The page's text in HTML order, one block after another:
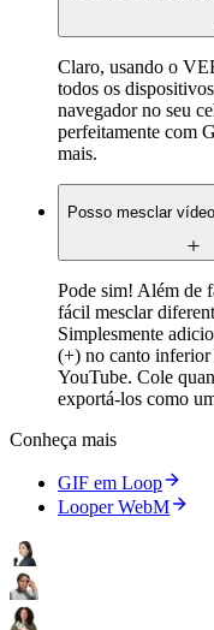
Claro, usando o
todos os
navegador no seu
perfeitamente com
mais.
Posso mesclar
Pode sim! Além de
fácil mesclar
Simplesmente
(+) no canto
YouTube. Cole
exportá-los como
Conheça mais
GIF em Loop
Looper WebM